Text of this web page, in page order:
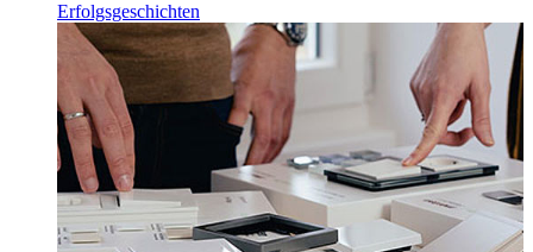
Erfolgsgeschichten